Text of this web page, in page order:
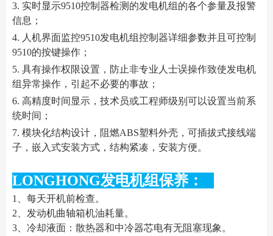
3. 实时显示9510控制器检测的发电机组的各个参量及报警
信息；
4. 人机界面监控9510发电机组控制器详细参数并且可控制
9510的按键操作；
5. 具有操作权限设置，防止非专业人士误操作致使发电机
组异常操作，引起不必要的事故；
6. 高精度时间显示，技术员或工程师级别可以设置当前系
统时间；
7. 模块化结构设计，阻燃ABS塑料外壳，可插拔式接线端
子，嵌入式安装方式，结构紧凑，安装方便。
LONGHONG发电机组保养：
1、每天开机前检查。
2、发动机曲轴箱机油耗量。
3、冷却液面：散热器和中冷器芯电有无阻塞现象。